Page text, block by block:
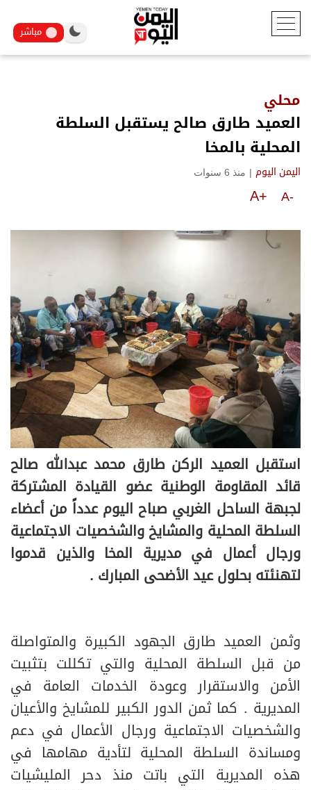
مباشر
محلي
العميد طارق صالح يستقبل السلطة
المحلية بالمخا
اليمن اليوم | منذ 6 سنوات
A-
A+
استقبل العميد الركن طارق محمد عبدالله صالح
قائد المقاومة الوطنية عضو القيادة المشتركة
لجبهة الساحل الغربي صباح اليوم عدداً من أعضاء
السلطة المحلية والمشايخ والشخصيات الاجتماعية
ورجال أعمال في مديرية المخا والذين قدموا
لتهنئته بحلول عيد الأضحى المبارك .
وثمن العميد طارق الجهود الكبيرة والمتواصلة
من قبل السلطة المحلية والتي تكللت بتثبيت
الأمن والاستقرار وعودة الخدمات العامة في
المديرية . كما ثمن الدور الكبير للمشايخ والأعيان
والشخصيات الاجتماعية ورجال الأعمال في دعم
ومساندة السلطة المحلية لتأدية مهامها في
هذه المديرية التي باتت منذ دحر المليشيات